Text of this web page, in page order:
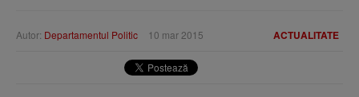
ACTUALITATE
Autor: Departamentul Politic 10 mar 2015